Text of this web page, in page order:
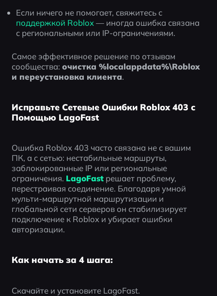
Если ничего не помогает, свяжитесь с
поддержкой Roblox — иногда ошибка связана
с региональными или IP-ограничениями.
Самое эффективное решение по отзывам
сообщества: очистка %localappdata%\Roblox
и переустановка клиента.
Исправьте Сетевые Ошибки Roblox 403 с
Помощью LagoFast
Ошибка Roblox 403 часто связана не с вашим
ПК, а с сетью: нестабильные маршруты,
заблокированные IP или региональные
ограничения. LagoFast решает проблему,
перестраивая соединение. Благодаря умной
мульти-маршрутной маршрутизации и
глобальной сети серверов он стабилизирует
подключение к Roblox и убирает ошибки
авторизации.
Как начать за 4 шага:
Скачайте и установите LagoFast.